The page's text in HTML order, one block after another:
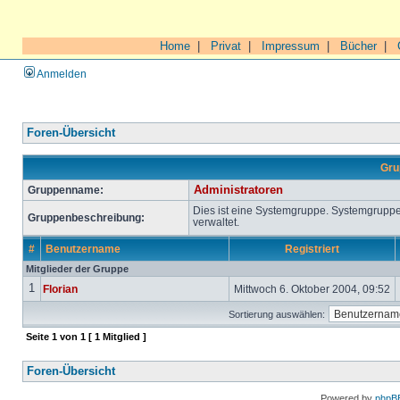
Home Privat Impressum Bücher|
Anmelden
Foren-Übersicht
Gruppenname:
Administratoren
Gruppenbeschreibung:
Dies ist eine Systemgruppe.
verwaltet.
# Benutzername Registriert
Mitglieder der Gruppe
1 Florian Mittwoch 6. Oktober 2004, 09:52
Sortierung auswählen:
Seite 1 von 1 [ 1 Mitglied ]
Foren-Übersicht